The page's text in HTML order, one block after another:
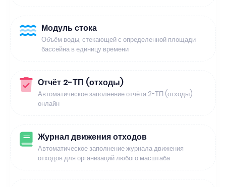
Модуль стока
Объём воды, стекающей с определенной площади
бассейна в единицу времени
Отчёт 2-ТП (отходы)
Автоматическое заполнение отчёта 2-ТП (отходы)
онлайн
Журнал движения отходов
Автоматическое заполнение журнала движения
отходов для организаций любого масштаба